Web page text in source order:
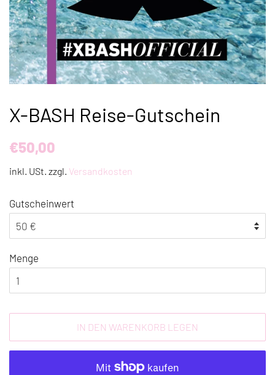
X-BASH Reise-Gutschein
Normaler
€50,00
inkl. USt. zzgl. Versandkosten
Gutscheinwert
Menge
IN DEN WARENKORB LEGEN